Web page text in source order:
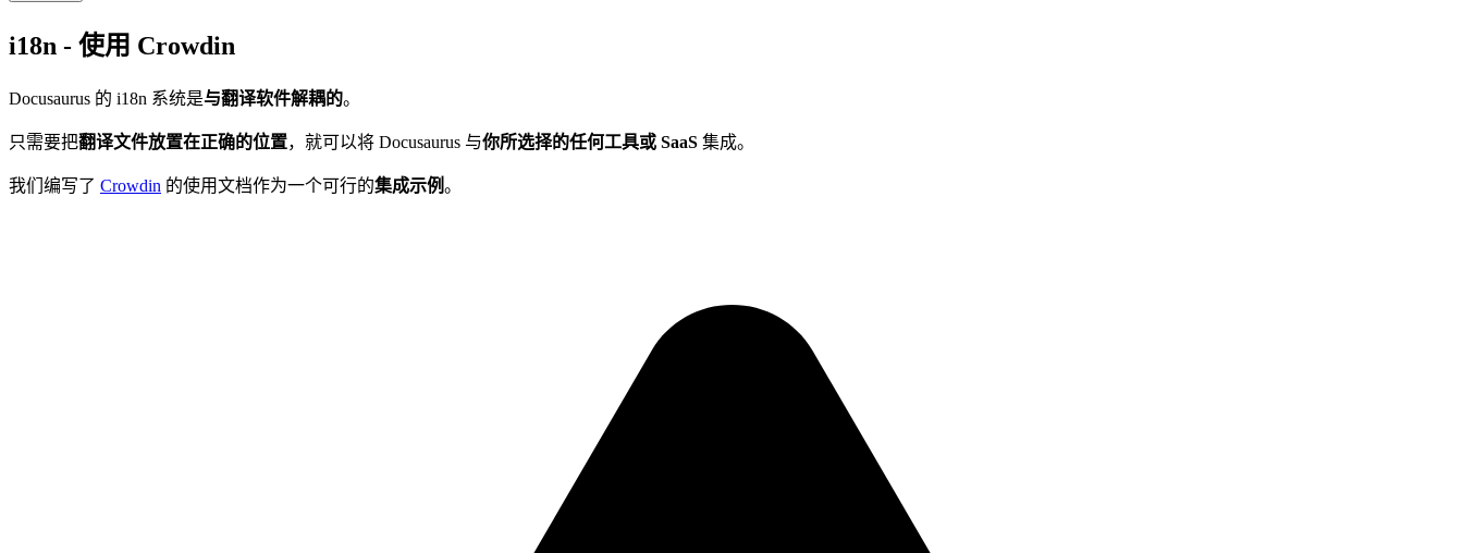
i18n - 使用 Crowdin
Docusaurus 的 i18n 系统是与翻译软件解耦的。
只需要把翻译文件放置在正确的位置，就可以将 Docusaurus 与你所选择的任何工具或 SaaS 集成。
我们编写了 Crowdin 的使用文档作为一个可行的集成示例。